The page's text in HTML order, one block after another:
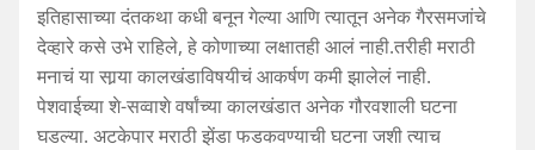
इतिहासाच्या दंतकथा कधी बनून गेल्या आणि त्यातून अनेक गैरसमजांचे
देव्हारे कसे उभे राहिले, हे कोणाच्या लक्षातही आलं नाही.तरीही मराठी
मनाचं या सार्‍या कालखंडाविषयीचं आकर्षण कमी झालेलं नाही.
पेशवाईच्या शे-सव्वाशे वर्षांच्या कालखंडात अनेक गौरवशाली घटना
घडल्या. अटकेपार मराठी झेंडा फडकवण्याची घटना जशी त्याच